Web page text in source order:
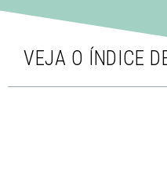
VEJA O ÍNDICE